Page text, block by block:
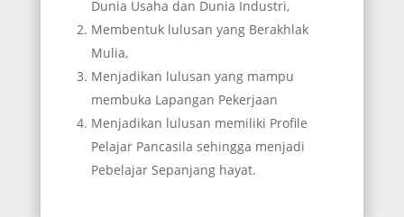
Dunia Usaha dan Dunia Industri,
Membentuk lulusan yang Berakhlak
Mulia,
Menjadikan lulusan yang mampu
membuka Lapangan Pekerjaan
Menjadikan lulusan memiliki Profile
Pelajar Pancasila sehingga menjadi
Pebelajar Sepanjang hayat.